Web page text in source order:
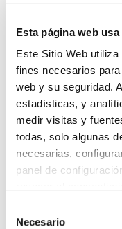
Esta página web
Este Sitio Web
fines necesarios
web y su seguridad.
estadísticas, y
medir visitas y
todas, solo algunas
necesarias,
panel de
consultar nuestra
Necesario
Clica sobre